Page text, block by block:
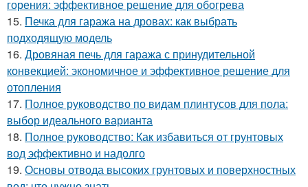
горения: эффективное решение для обогрева
15. Печка для гаража на дровах: как выбрать
подходящую модель
16. Дровяная печь для гаража с принудительной
конвекцией: экономичное и эффективное решение для
отопления
17. Полное руководство по видам плинтусов для пола:
выбор идеального варианта
18. Полное руководство: Как избавиться от грунтовых
вод эффективно и надолго
19. Основы отвода высоких грунтовых и поверхностных